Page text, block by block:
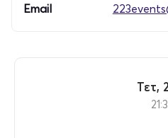
Email
Τετ,